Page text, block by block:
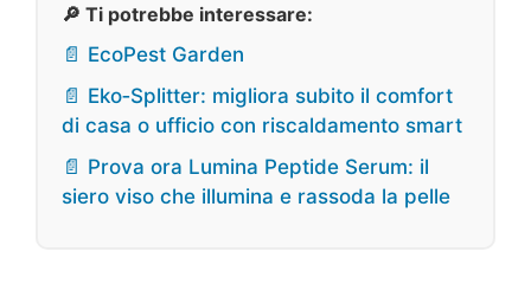
🔎 Ti potrebbe interessare:
📄 EcoPest Garden
📄 Eko‑Splitter: migliora subito il comfort
di casa o ufficio con riscaldamento smart
📄 Prova ora Lumina Peptide Serum: il
siero viso che illumina e rassoda la pelle